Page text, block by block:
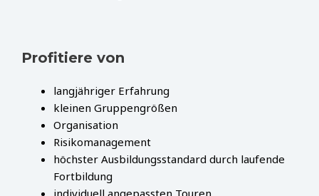
Profitiere von
langjähriger Erfahrung
kleinen Gruppengrößen
Organisation
Risikomanagement
höchster Ausbildungsstandard durch laufende
Fortbildung